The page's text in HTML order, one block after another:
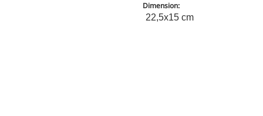
Dimension:
22,5x15 cm